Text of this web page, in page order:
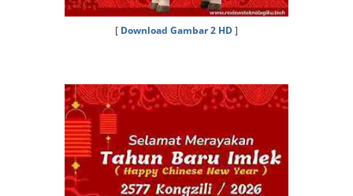
[ Download Gambar 2 HD]